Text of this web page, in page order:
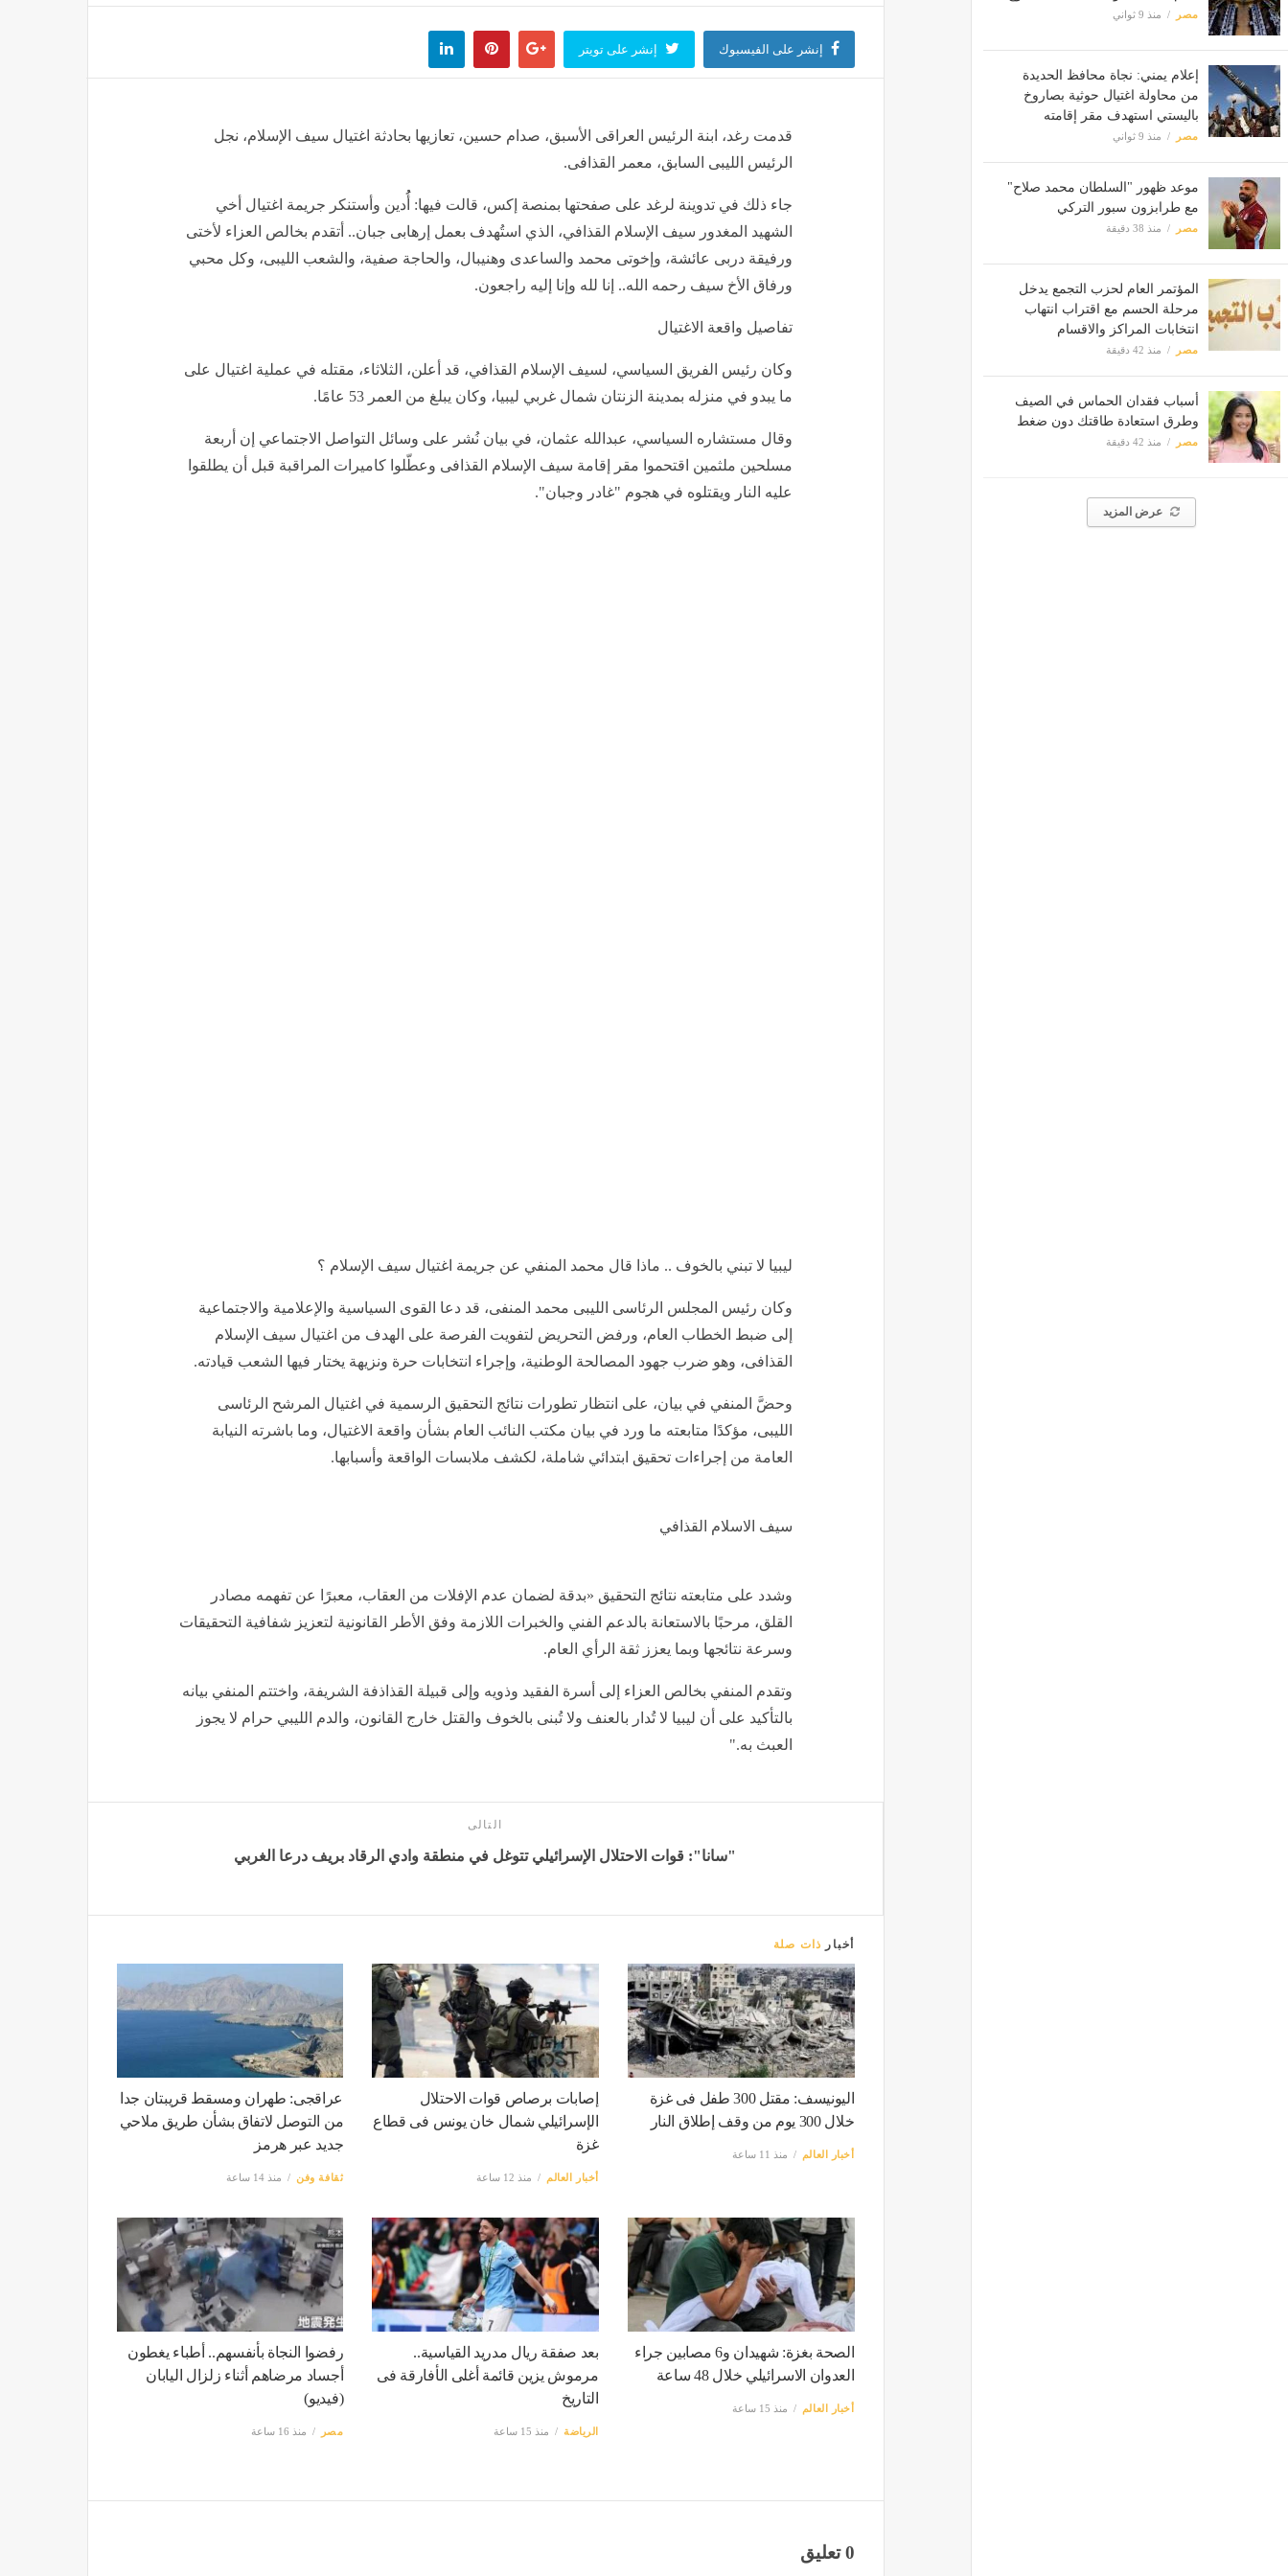
مصر منذ 9 ثواني
إعلام يمني: نجاة محافظ الحديدة
من محاولة اغتيال حوثية بصاروخ
باليستي استهدف مقر إقامته
مصر منذ 9 ثواني
موعد ظهور "السلطان محمد صلاح"
مع طرابزون سبور التركي
مصر منذ 38 دقيقة
المؤتمر العام لحزب التجمع يدخل
مرحلة الحسم مع اقتراب انتهاب
انتخابات المراكز والاقسام
مصر منذ 42 دقيقة
أسباب فقدان الحماس في الصيف
وطرق استعادة طاقتك دون ضغط
مصر منذ 42 دقيقة
عرض المزيد
إنشر على الفيسبوك إنشر على تويتر
قدمت رغد، ابنة الرئيس العراقى الأسبق، صدام حسين، تعازيها بحادثة اغتيال سيف الإسلام، نجل
الرئيس الليبى السابق، معمر القذافى.
جاء ذلك في تدوينة لرغد على صفحتها بمنصة إكس، قالت فيها: أُُدين وأستنكر جريمة اغتيال أخي
الشهيد المغدور سيف الإسلام القذافي، الذي استُهدف بعمل إرهابى جبان.. أتقدم بخالص العزاء لأختى
ورفيقة دربى عائشة، وإخوتى محمد والساعدى وهنيبال، والحاجة صفية، والشعب الليبى، وكل محبي
ورفاق الأخ سيف رحمه الله.. إنا لله وإنا إليه راجعون.
تفاصيل واقعة الاغتيال
وكان رئيس الفريق السياسي، لسيف الإسلام القذافي، قد أعلن، الثلاثاء، مقتله في عملية اغتيال على
ما يبدو في منزله بمدينة الزنتان شمال غربي ليبيا، وكان يبلغ من العمر 53 عامًا.
وقال مستشاره السياسي، عبدالله عثمان، في بيان نُشر على وسائل التواصل الاجتماعي إن أربعة
مسلحين ملثمين اقتحموا مقر إقامة سيف الإسلام القذافى وعطّلوا كاميرات المراقبة قبل أن يطلقوا
عليه النار ويقتلوه في هجوم "غادر وجبان".
ليبيا لا تبني بالخوف .. ماذا قال محمد المنفي عن جريمة اغتيال سيف الإسلام ؟
وكان رئيس المجلس الرئاسى الليبى محمد المنفى، قد دعا القوى السياسية والإعلامية والاجتماعية
إلى ضبط الخطاب العام، ورفض التحريض لتفويت الفرصة على الهدف من اغتيال سيف الإسلام
القذافى، وهو ضرب جهود المصالحة الوطنية، وإجراء انتخابات حرة ونزيهة يختار فيها الشعب قيادته.
وحضَّ المنفي في بيان، على انتظار تطورات نتائج التحقيق الرسمية في اغتيال المرشح الرئاسى
الليبى، مؤكدًا متابعته ما ورد في بيان مكتب النائب العام بشأن واقعة الاغتيال، وما باشرته النيابة
العامة من إجراءات تحقيق ابتدائي شاملة، لكشف ملابسات الواقعة وأسبابها.
سيف الاسلام القذافي
وشدد على متابعته نتائج التحقيق «بدقة لضمان عدم الإفلات من العقاب، معبرًا عن تفهمه مصادر
القلق، مرحبًا بالاستعانة بالدعم الفني والخبرات اللازمة وفق الأطر القانونية لتعزيز شفافية التحقيقات
وسرعة نتائجها وبما يعزز ثقة الرأي العام.
وتقدم المنفي بخالص العزاء إلى أسرة الفقيد وذويه وإلى قبيلة القذاذفة الشريفة، واختتم المنفي بيانه
بالتأكيد على أن ليبيا لا تُدار بالعنف ولا تُبنى بالخوف والقتل خارج القانون، والدم الليبي حرام لا يجوز
العبث به."
التالى
"سانا": قوات الاحتلال الإسرائيلي تتوغل في منطقة وادي الرقاد ‏بريف درعا الغربي‎
أخبار ذات صلة
اليونيسف: مقتل 300 طفل فى غزة
خلال 300 يوم من وقف إطلاق النار
أخبار العالم منذ 11 ساعة
إصابات برصاص قوات الاحتلال
الإسرائيلي شمال خان يونس فى قطاع
غزة
أخبار العالم منذ 12 ساعة
عراقجى: طهران ومسقط قريبتان جدا
من التوصل لاتفاق بشأن طريق ملاحي
جديد عبر هرمز
ثقافة وفن منذ 14 ساعة
الصحة بغزة: شهيدان و6 مصابين جراء
العدوان الاسرائيلي خلال 48 ساعة
أخبار العالم منذ 15 ساعة
بعد صفقة ريال مدريد القياسية..
مرموش يزين قائمة أغلى الأفارقة فى
التاريخ
الرياضة منذ 15 ساعة
رفضوا النجاة بأنفسهم.. أطباء يغطون
أجساد مرضاهم أثناء زلزال اليابان
(فيديو)
مصر منذ 16 ساعة
0 تعليق